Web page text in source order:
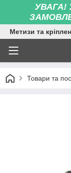
УВАГА!
Метизи та
Товари та